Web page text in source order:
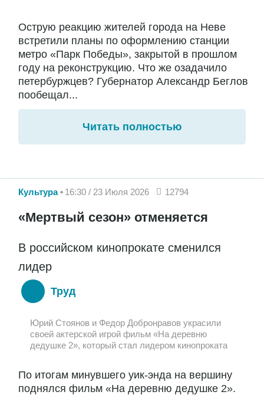
Острую реакцию жителей города на Неве
встретили планы по оформлению станции
метро «Парк Победы», закрытой в прошлом
году на реконструкцию. Что же озадачило
петербуржцев? Губернатор Александр Беглов
пообещал...
Читать полностью
Культура 16:30 / 23 Июля 2026 12794
«Мертвый сезон» отменяется
В российском кинопрокате сменился
лидер
Труд
Юрий Стоянов и Федор Добронравов украсили
своей актерской игрой фильм «На деревню
дедушке 2», который стал лидером кинопроката
По итогам минувшего уик-энда на вершину
поднялся фильм «На деревню дедушке 2».